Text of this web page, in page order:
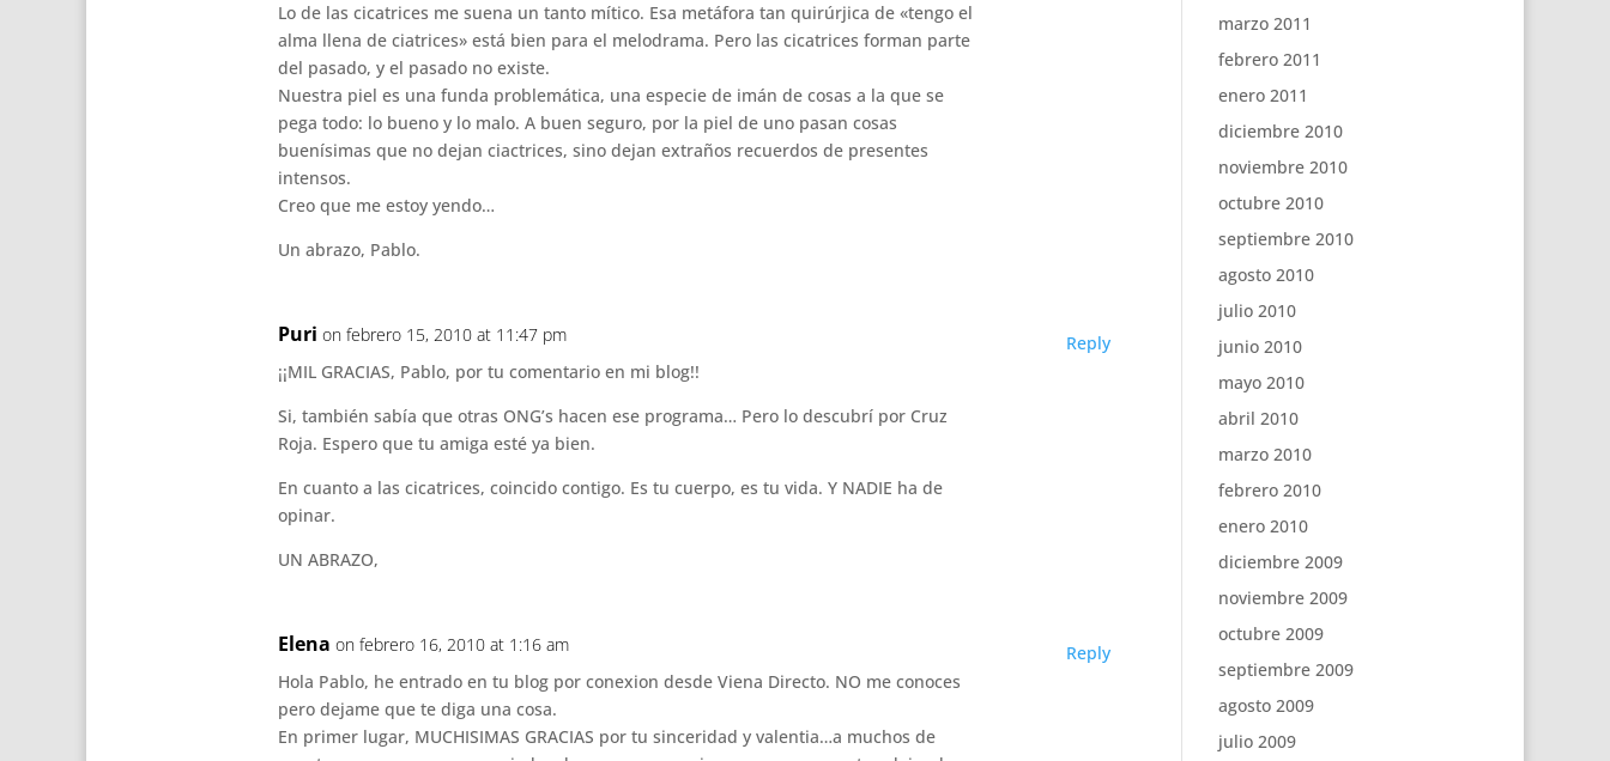
Lo de las cicatrices me suena un tanto mítico. Esa metáfora tan quirúrjica de «tengo el
alma llena de ciatrices» está bien para el melodrama. Pero las cicatrices forman parte
del pasado, y el pasado no existe.
Nuestra piel es una funda problemática, una especie de imán de cosas a la que se
pega todo: lo bueno y lo malo. A buen seguro, por la piel de uno pasan cosas
buenísimas que no dejan ciactrices, sino dejan extraños recuerdos de presentes
intensos.
Creo que me estoy yendo…
Un abrazo, Pablo.
Puri on febrero 15, 2010 at 11:47 pm
¡¡MIL GRACIAS, Pablo, por tu comentario en mi blog!!
Si, también sabía que otras ONG’s hacen ese programa… Pero lo descubrí por Cruz
Roja. Espero que tu amiga esté ya bien.
En cuanto a las cicatrices, coincido contigo. Es tu cuerpo, es tu vida. Y NADIE ha de
opinar.
UN ABRAZO,
Reply
Elena on febrero 16, 2010 at 1:16 am
Hola Pablo, he entrado en tu blog por conexion desde Viena Directo. NO me conoces
pero dejame que te diga una cosa.
En primer lugar, MUCHISIMAS GRACIAS por tu sinceridad y valentia…a muchos de
Reply
marzo 2011
febrero 2011
enero 2011
diciembre 2010
noviembre 2010
octubre 2010
septiembre 2010
agosto 2010
julio 2010
junio 2010
mayo 2010
abril 2010
marzo 2010
febrero 2010
enero 2010
diciembre 2009
noviembre 2009
octubre 2009
septiembre 2009
agosto 2009
julio 2009